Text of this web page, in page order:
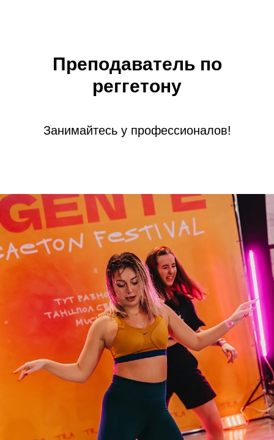
Преподаватель по
реггетону
Занимайтесь у профессионалов!